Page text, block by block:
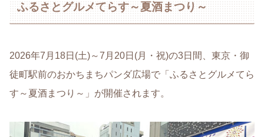
ふるさとグルメてらす～夏酒まつり～
2026年7月18日(土)～7月20日(月・祝)の3日間、東京・御
徒町駅前のおかちまちパンダ広場で「ふるさとグルメてら
す～夏酒まつり～」が開催されます。